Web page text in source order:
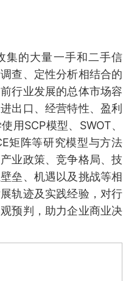
集的大量一手和二手信
查、定性分析相结合的
行业发展的总体市场容
出口、经营特性、盈利
用SCP模型、SWOT、
矩阵等研究模型与方法
业政策、竞争格局、技
垒、机遇以及挑战等相
轨迹及实践经验，对行
预判，助力企业商业决